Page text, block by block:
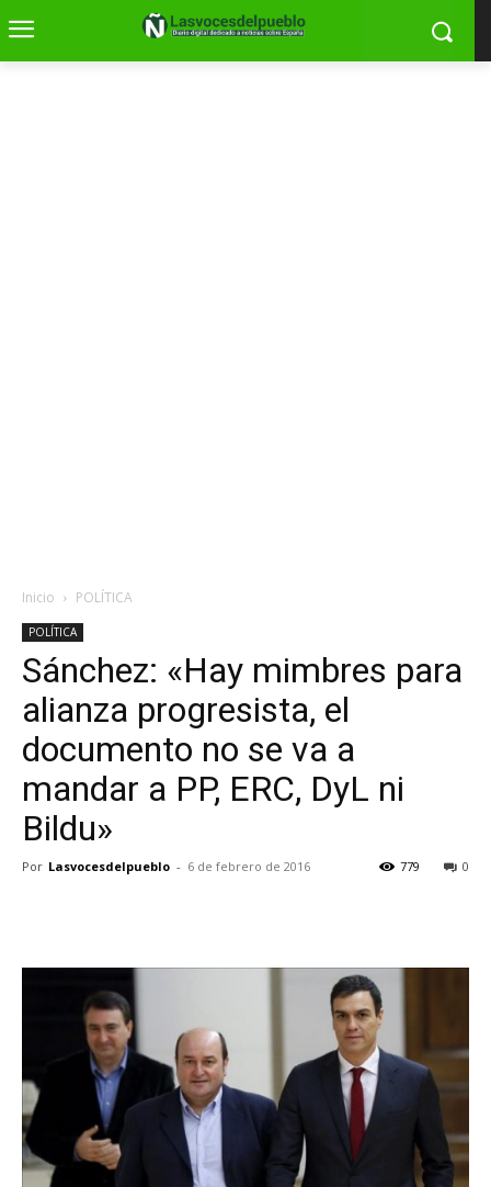
Inicio POLÍTICA
POLÍTICA
Sánchez: «Hay mimbres para
alianza progresista, el
documento no se va a
mandar a PP, ERC, DyL ni
Bildu»
Por Lasvocesdelpueblo - 6 de febrero de 2016 0
779